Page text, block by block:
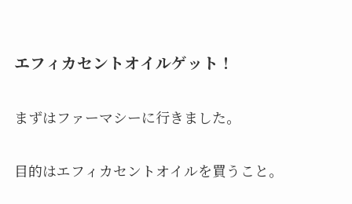
エフィカセントオイルゲット！
まずはファーマシーに行きました。
目的はエフィカセントオイルを買うこと。